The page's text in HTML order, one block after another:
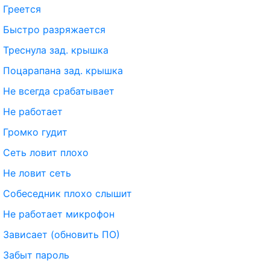
Греется
Быстро разряжается
Треснула зад. крышка
Поцарапана зад. крышка
Не всегда срабатывает
Не работает
Громко гудит
Сеть ловит плохо
Не ловит сеть
Собеседник плохо слышит
Не работает микрофон
Зависает (обновить ПО)
Забыт пароль